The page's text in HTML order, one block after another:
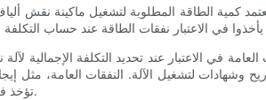
لتشغيل الآلة. النفقات العامة، مثل
تؤخذ في الاعتبار في تكلفة النقش بالليزر.